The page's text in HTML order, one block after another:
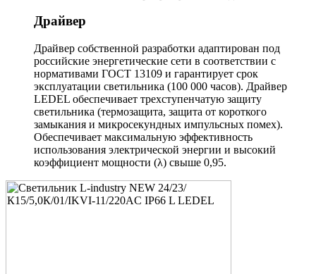
Драйвер
Драйвер собственной разработки адаптирован под
российские энергетические сети в соответствии с
нормативами ГОСТ 13109 и гарантирует срок
эксплуатации светильника (100 000 часов). Драйвер
LEDEL обеспечивает трехступенчатую защиту
светильника (термозащита, защита от короткого
замыкания и микросекундных импульсных помех).
Обеспечивает максимальную эффективность
использования электрической энергии и высокий
коэффициент мощности (λ) свыше 0,95.